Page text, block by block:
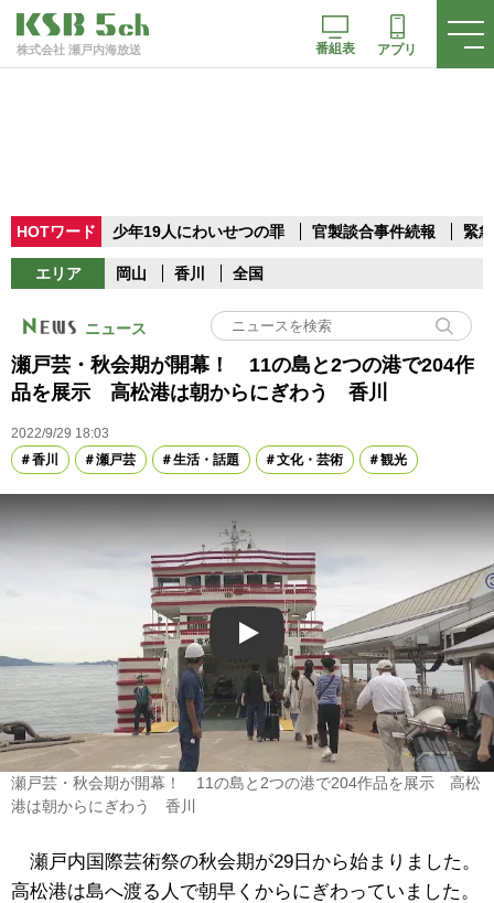
株式会社 瀬戸内海放送 番組表 アプリ
HOTワード 少年19人にわいせつの罪 官製談合事件続報 緊
エリア 岡山 香川 全国
ニュース
瀬戸芸・秋会期が開幕！ 11の島と2つの港で204作
品を展示 高松港は朝からにぎわう 香川
2022/9/29 18:03
香川
瀬戸芸 生活・話題 文化・芸術 観光
Play
瀬戸芸・秋会期が開幕！ 11の島と2つの港で204作品を展示 高松
港は朝からにぎわう 香川
瀬戸内国際芸術祭の秋会期が29日から始まりました。
高松港は島へ渡る人で朝早くからにぎわっていました。